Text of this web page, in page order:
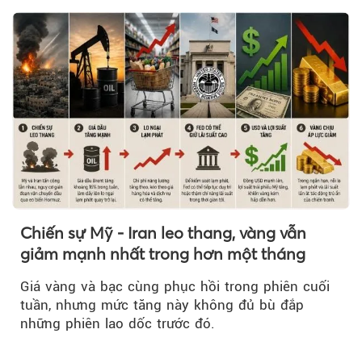
Chiến sự Mỹ - Iran leo thang, vàng vẫn
giảm mạnh nhất trong hơn một tháng
Giá vàng và bạc cùng phục hồi trong phiên cuối
tuần, nhưng mức tăng này không đủ bù đắp
những phiên lao dốc trước đó.